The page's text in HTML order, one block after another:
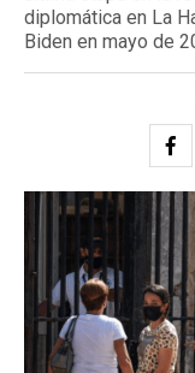
diplomática en La
Biden en mayo de